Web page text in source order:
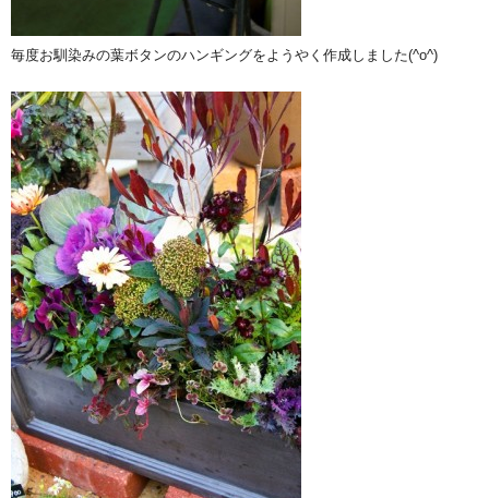
毎度お馴染みの葉ボタンのハンギングをようやく作成しました(^o^)ゞ